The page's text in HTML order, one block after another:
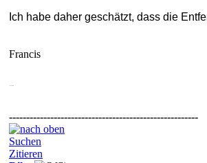
Ich habe daher geschätzt, dass die
Francis
-------------------------------------------------------
Suchen
Zitieren